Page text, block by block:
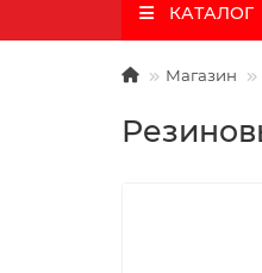
КАТАЛОГ
Магазин